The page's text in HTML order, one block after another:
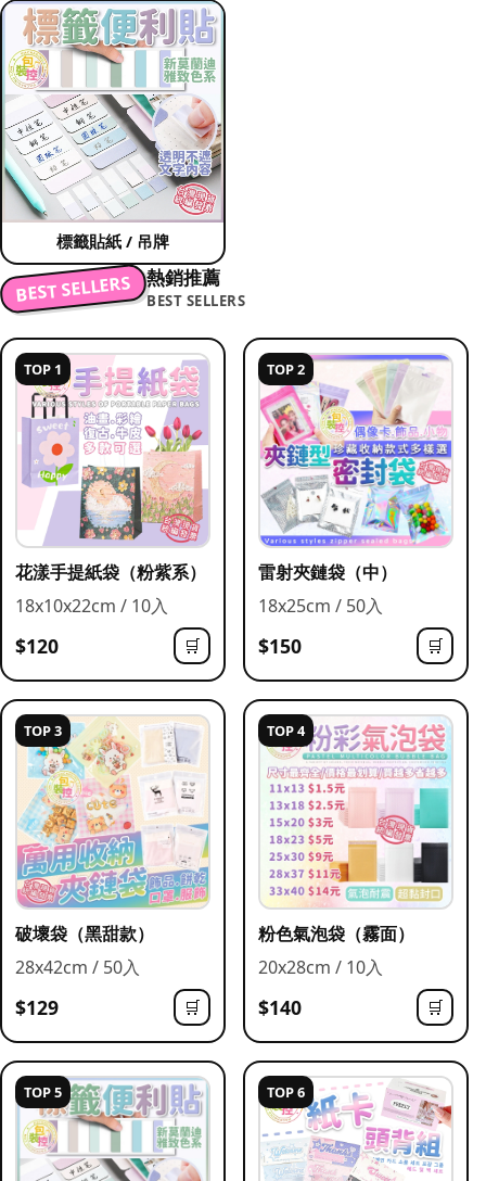
標籤貼紙 / 吊牌
BEST SELLERS 熱銷推薦
BEST SELLERS
TOP 1
花漾手提紙袋（粉紫系）
18x10x22cm / 10入
$120 🛒
TOP 2
雷射夾鏈袋（中）
18x25cm / 50入
$150 🛒
TOP 3
破壞袋（黑甜款）
28x42cm / 50入
$129 🛒
TOP 4
粉色氣泡袋（霧面）
20x28cm / 10入
$140 🛒
TOP 5 TOP 6